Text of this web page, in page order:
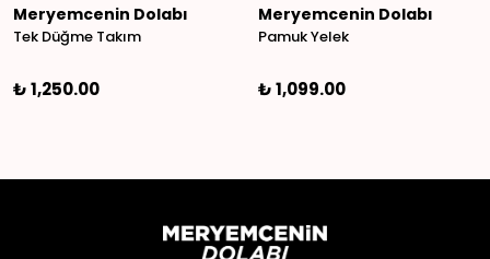
Meryemcenin Dolabı
Tek Düğme Takım
₺ 1,250.00
Meryemcenin Dolabı
Pamuk Yelek
₺ 1,099.00